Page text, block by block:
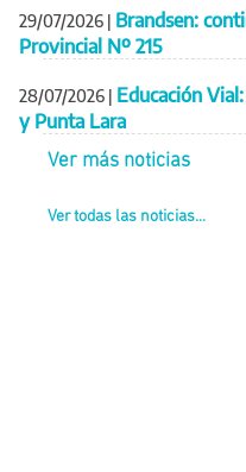
29/07/2026 | Brandsen:
Provincial Nº 215
28/07/2026 | Educación
y Punta Lara
Ver más noticias
Ver todas las noticias...